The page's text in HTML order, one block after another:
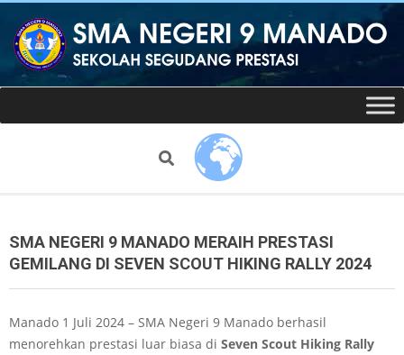
content
Website
resmi
9
Manado
Navigation
Search
SMA NEGERI 9 MANADO MERAIH PRESTASI
GEMILANG DI SEVEN SCOUT HIKING RALLY 2024
Manado 1 Juli 2024 – SMA Negeri 9 Manado berhasil
menorehkan prestasi luar biasa di Seven Scout Hiking Rally